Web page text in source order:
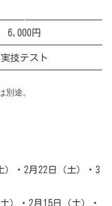
6,000円
実技テスト
途。
・2月22日（土）・3
2月15日（土）・